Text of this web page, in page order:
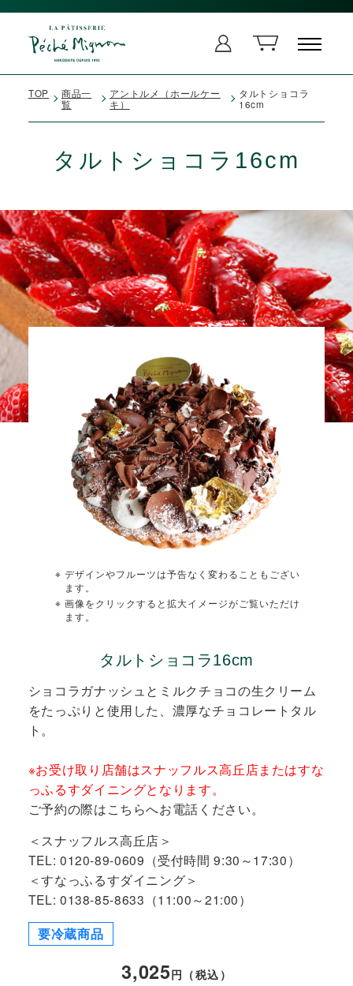
TOP
商品一
覧
アントルメ（ホールケー
キ）
タルトショコラ
16cm
タルトショコラ16cm
デザインやフルーツは予告なく変わることもござい
ます。
画像をクリックすると拡大イメージがご覧いただけ
ます。
タルトショコラ16cm
ショコラガナッシュとミルクチョコの生クリーム
をたっぷりと使用した、濃厚なチョコレートタル
ト。
※お受け取り店舗はスナッフルス高丘店またはすな
っふるすダイニングとなります。
ご予約の際はこちらへお電話ください。
＜スナッフルス高丘店＞
TEL: 0120-89-0609（受付時間 9:30～17:30）
＜すなっふるすダイニング＞
TEL: 0138-85-8633（11:00～21:00）
要冷蔵商品
3,025円（税込）